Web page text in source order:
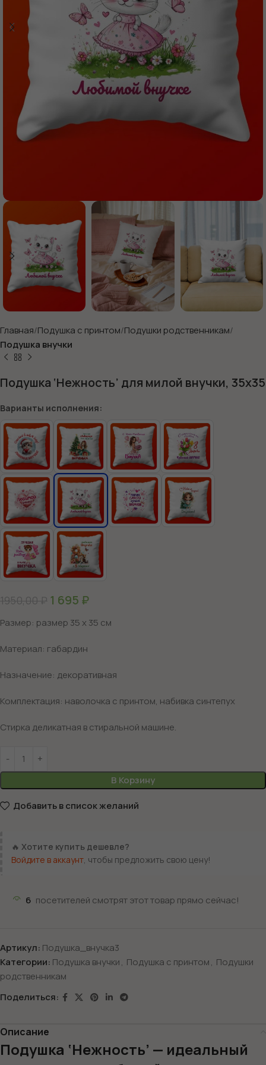
Главная Подушка с принтом Подушки родственникам
Подушка внучки
Подушка ‘Нежность’ для милой внучки, 35х35
Варианты исполнения:
1950,00₽ 1 695 ₽
Размер: размер 35 х 35 см
Материал: габардин
Назначение: декоративная
Комплектация: наволочка с принтом, набивка синтепух
Стирка деликатная в стиральной машине.
В Корзину
Добавить в список желаний
🔥 Хотите купить дешевле?
Войдите в аккаунт , чтобы предложить свою цену!
6 посетителей смотрят этот товар прямо сейчас!
Артикул: Подушка_внучка3
Категории: Подушка внучки, Подушка с принтом, Подушки
родственникам
Поделиться:
Описание
Подушка ‘Нежность’ — идеальный